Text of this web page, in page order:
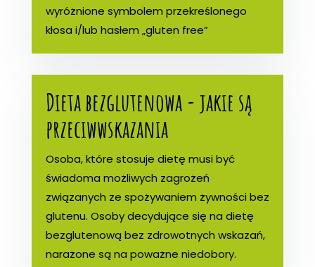
wyróżnione symbolem przekreślonego
kłosa i/lub hasłem „gluten free”
Dieta bezglutenowa - jakie są
przeciwwskazania
Osoba, które stosuje dietę musi być
świadoma możliwych zagrożeń
związanych ze spożywaniem żywności bez
glutenu. Osoby decydujące się na dietę
bezglutenową bez zdrowotnych wskazań,
narażone są na poważne niedobory.